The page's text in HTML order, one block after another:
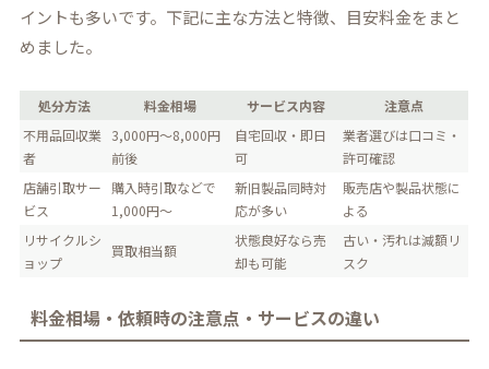
イントも多いです。下記に主な方法と特徴、目安料金をまと
めました。
処分方法 料金相場 サービス内容
注意点
不用品回収業
者
3,000円～8,000円
前後
自宅回収・即日
可
業者選びは口コミ・
許可確認
店舗引取サー
ビス
購入時引取などで
1,000円～
新旧製品同時対
応が多い
販売店や製品状態に
よる
リサイクルシ
ョップ
買取相当額
状態良好なら売
却も可能
古い・汚れは減額リ
スク
料金相場・依頼時の注意点・サービスの違い